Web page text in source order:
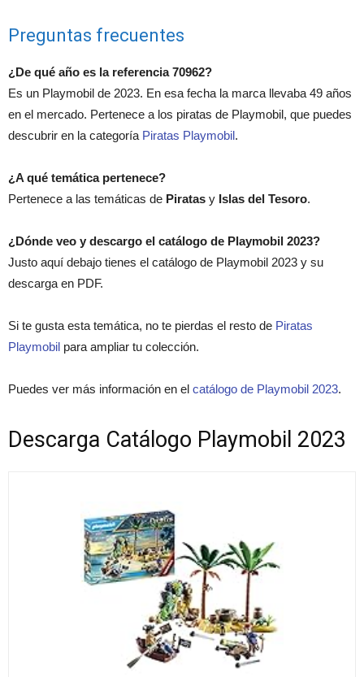
Preguntas frecuentes
¿De qué año es la referencia 70962?
Es un Playmobil de 2023. En esa fecha la marca llevaba 49 años
en el mercado. Pertenece a los piratas de Playmobil, que puedes
descubrir en la categoría Piratas Playmobil.
¿A qué temática pertenece?
Pertenece a las temáticas de Piratas y Islas del Tesoro.
¿Dónde veo y descargo el catálogo de Playmobil 2023?
Justo aquí debajo tienes el catálogo de Playmobil 2023 y su
descarga en PDF.
Si te gusta esta temática, no te pierdas el resto de Piratas
Playmobil para ampliar tu colección.
Puedes ver más información en el catálogo de Playmobil 2023.
Descarga Catálogo Playmobil 2023